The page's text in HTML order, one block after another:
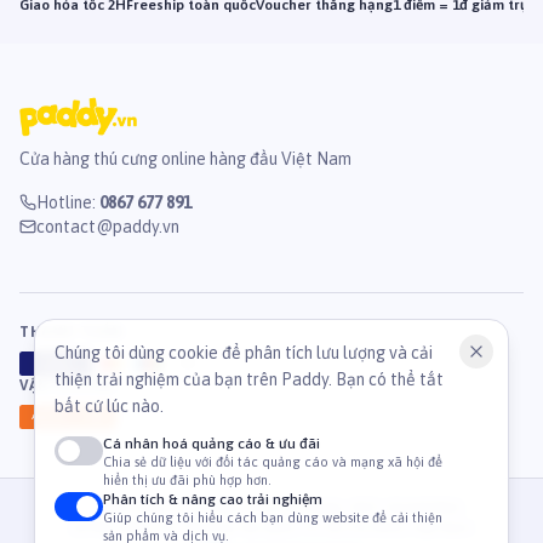
Giao hỏa tốc 2HFreeship toàn quốcVoucher thăng hạng1 điểm = 1đ giảm trực
Cửa hàng thú cưng online hàng đầu Việt Nam
Hotline: 0867 677 891
contact@paddy.vn
THANH TOÁN
B
VẬN CHUYỂN
Ahamove
© 2026 Công Ty Cổ Phần TM & DV Paddy. MST: 0316459054.
36 Mạc Đĩnh Chi, Phường Tân Định, TP. Hồ Chí Minh, Việt Nam
Chúng tôi dùng cookie để phân tích lưu lượng và cải
thiện trải nghiệm của bạn trên Paddy. Bạn có thể tắt
bất cứ lúc nào.
Cá nhân hoá quảng cáo & ưu đãi
Chia sẻ dữ liệu với đối tác quảng cáo và mạng xã hội để
hiển thị ưu đãi phù hợp hơn.
Phân tích & nâng cao trải nghiệm
Giúp chúng tôi hiểu cách bạn dùng website để cải thiện
sản phẩm và dịch vụ.